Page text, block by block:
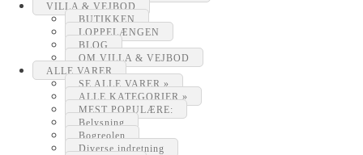
VILLA & VEJBOD
BUTIKKEN
LOPPELÆNGEN
BLOG
OM VILLA & VEJBOD
ALLE VARER
SE ALLE VARER »
ALLE KATEGORIER »
MEST POPULÆRE:
Belysning
Bogreolen
Diverse indretning